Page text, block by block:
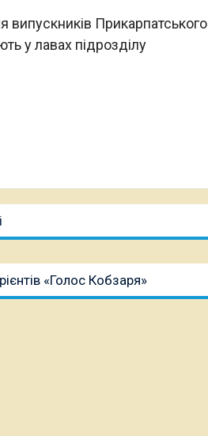
випускників Прикарпатського
у лавах підрозділу
«Голос Кобзаря»